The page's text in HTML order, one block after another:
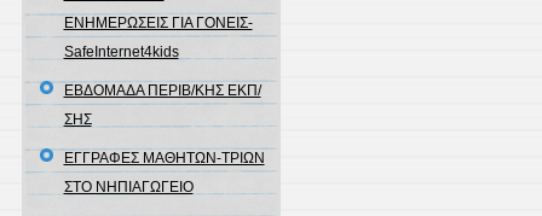
ΕΝΗΜΕΡΩΣΕΙΣ ΓΙΑ ΓΟΝΕΙΣ-
SafeInternet4kids
ΕΒΔΟΜΑΔΑ ΠΕΡΙΒ/ΚΗΣ ΕΚΠ/
ΣΗΣ
ΕΓΓΡΑΦΕΣ ΜΑΘΗΤΩΝ-ΤΡΙΩΝ
ΣΤΟ ΝΗΠΙΑΓΩΓΕΙΟ